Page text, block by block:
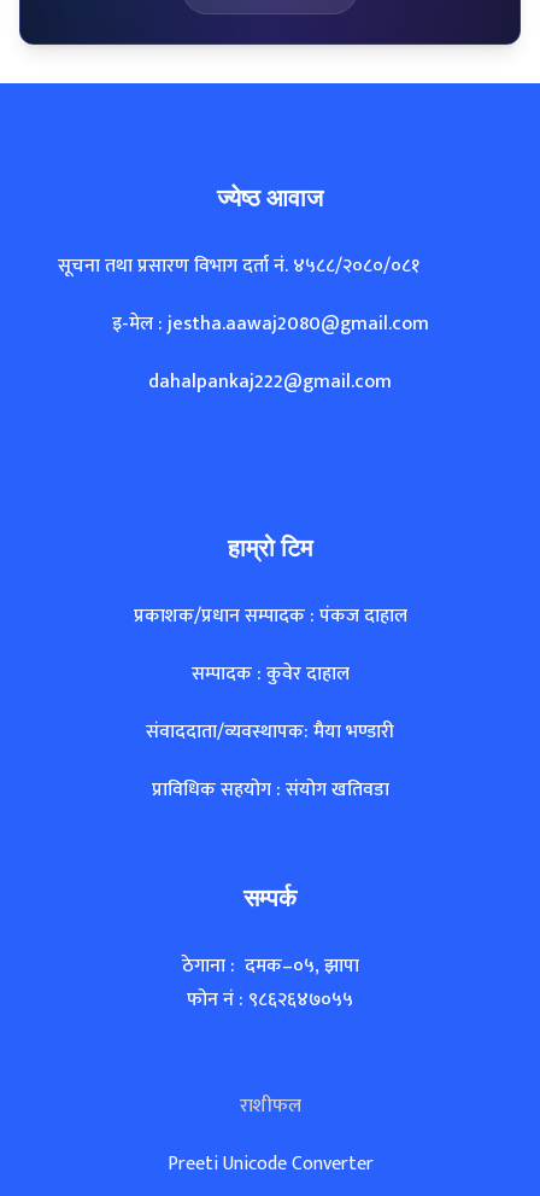
ज्येष्ठ आवाज
सूचना तथा प्रसारण विभाग दर्ता नं. ४५८८/२०८०/०८१
इ-मेल : jestha.aawaj2080@gmail.com
dahalpankaj222@gmail.com
हाम्रो टिम
प्रकाशक/प्रधान सम्पादक : पंकज दाहाल
सम्पादक : कुवेर दाहाल
संवाददाता/व्यवस्थापक: मैया भण्डारी
प्राविधिक सहयोग : संयोग खतिवडा
सम्पर्क
ठेगाना : दमक–०५, झापा
फोन नं : ९८६२६४७०५५
राशीफल
Preeti Unicode Converter